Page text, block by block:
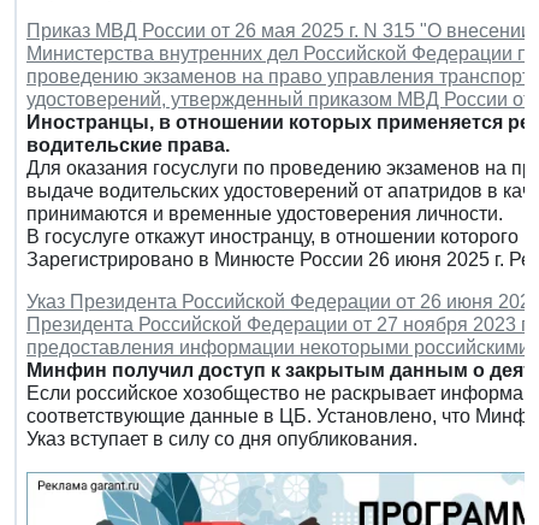
Приказ МВД России от 26 мая 2025 г. N 315 "О
Министерства внутренних дел Российской Федерации
проведению экзаменов на право управления
удостоверений, утвержденный приказом МВД России от
Иностранцы, в отношении которых применяется
водительские права.
Для оказания госуслуги по проведению экзаменов на
выдаче водительских удостоверений от апатридов в
принимаются и временные удостоверения личности.
В госуслуге откажут иностранцу, в отношении
Зарегистрировано в Минюсте России 26 июня 2025 г.
Указ Президента Российской Федерации от 26 июня
Президента Российской Федерации от 27 ноября 2023
предоставления информации некоторыми
Минфин получил доступ к закрытым данным о
Если российское хозобщество не раскрывает
соответствующие данные в ЦБ. Установлено, что
Указ вступает в силу со дня опубликования.